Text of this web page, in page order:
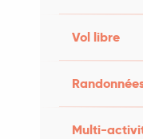
Vol libre
Multi-
!